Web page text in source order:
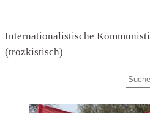
Internationalistische
(trozkistisch)
S
c